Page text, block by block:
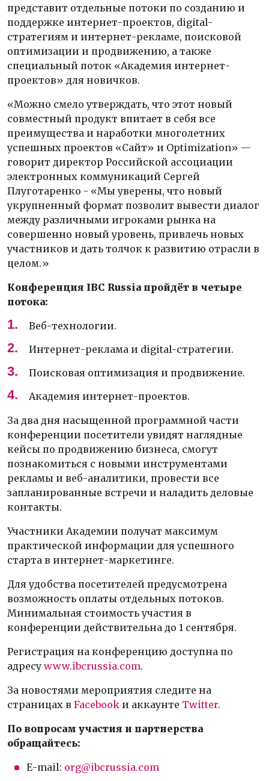
представит отдельные потоки по созданию и
поддержке интернет-проектов, digital-
стратегиям и интернет-рекламе, поисковой
оптимизации и продвижению, а также
специальный поток «Академия интернет-
проектов» для новичков.
«Можно смело утверждать, что этот новый
совместный продукт впитает в себя все
преимущества и наработки многолетних
успешных проектов «Сайт» и Optimization» —
говорит директор Российской ассоциации
электронных коммуникаций Сергей
Плуготаренко - «Мы уверены, что новый
укрупненный формат позволит вывести диалог
между различными игроками рынка на
совершенно новый уровень, привлечь новых
участников и дать толчок к развитию отрасли в
целом.»
Конференция IBC Russia пройдёт в четыре
потока:
Веб-технологии.
Интернет-реклама и digital-стратегии.
Поисковая оптимизация и продвижение.
Академия интернет-проектов.
За два дня насыщенной программной части
конференции посетители увидят наглядные
кейсы по продвижению бизнеса, смогут
познакомиться с новыми инструментами
рекламы и веб-аналитики, провести все
запланированные встречи и наладить деловые
контакты.
Участники Академии получат максимум
практической информации для успешного
старта в интернет-маркетинге.
Для удобства посетителей предусмотрена
возможность оплаты отдельных потоков.
Минимальная стоимость участия в
конференции действительна до 1 сентября.
Регистрация на конференцию доступна по
адресу www.ibcrussia.com.
За новостями мероприятия следите на
страницах в Facebook и аккаунте Twitter.
По вопросам участия и партнерства
обращайтесь:
Е-mail: org@ibcrussia.com